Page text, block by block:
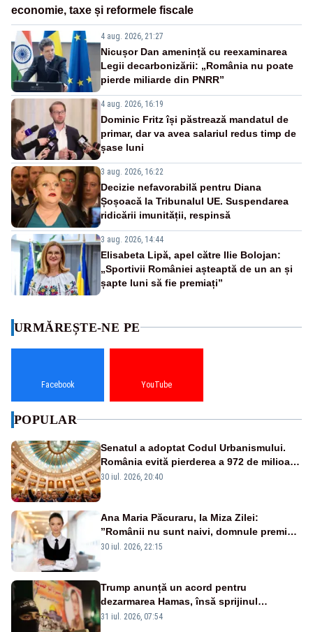
economie, taxe și reformele fiscale
4 aug. 2026, 21:27
Nicușor Dan amenință cu reexaminarea
Legii decarbonizării: „România nu poate
pierde miliarde din PNRR”
4 aug. 2026, 16:19
Dominic Fritz își păstrează mandatul de
primar, dar va avea salariul redus timp de
șase luni
3 aug. 2026, 16:22
Decizie nefavorabilă pentru Diana
Șoșoacă la Tribunalul UE. Suspendarea
ridicării imunității, respinsă
3 aug. 2026, 14:44
Elisabeta Lipă, apel către Ilie Bolojan:
„Sportivii României așteaptă de un an și
șapte luni să fie premiați”
URMĂREȘTE-NE PE
Facebook YouTube
POPULAR
Senatul a adoptat Codul Urbanismului.
România evită pierderea a 972 de milioane
de euro din PNRR
30 iul. 2026, 20:40
Ana Maria Păcuraru, la Miza Zilei:
”Românii nu sunt naivi, domnule premier
Bolojan”
30 iul. 2026, 22:15
Trump anunță un acord pentru
dezarmarea Hamas, însă sprijinul
Israelului rămâne incert
31 iul. 2026, 07:54